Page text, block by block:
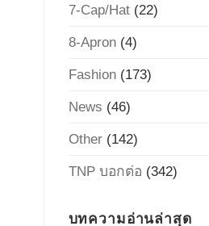
7-Cap/Hat(22)
8-Apron(4)
Fashion(173)
News (46)
Other(142)
TNP บอกต่อ (342)
บทความอ่านล่าสุด